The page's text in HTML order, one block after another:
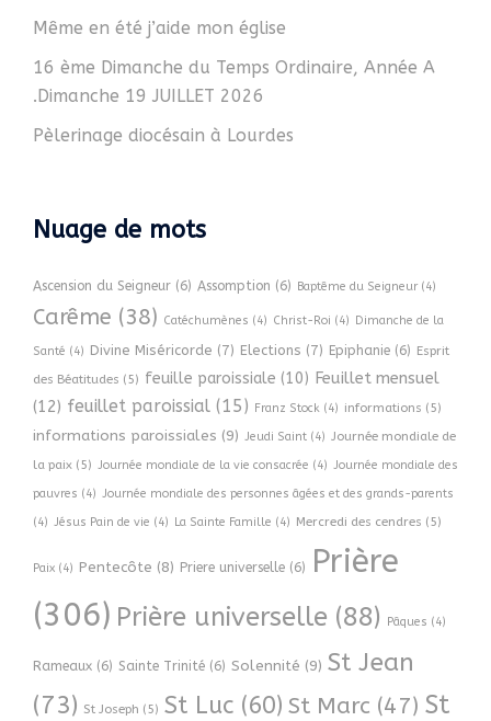
Même en été j’aide mon église
16 ème Dimanche du Temps Ordinaire, Année A
.Dimanche 19 JUILLET 2026
Pèlerinage diocésain à Lourdes
Nuage de mots
Ascension du Seigneur (6) Assomption (6) Baptême du Seigneur (4)
Carême (38) Catéchumènes (4) Christ-Roi (4) Dimanche de la
Santé (4) Divine Miséricorde (7) Elections (7) Epiphanie (6) Esprit
des Béatitudes (5) feuille paroissiale (10) Feuillet mensuel
(12) feuillet paroissial (15) Franz Stock (4) informations (5)
informations paroissiales (9) Jeudi Saint (4) Journée mondiale de
la paix (5) Journée mondiale de la vie consacrée (4) Journée mondiale des
pauvres (4) Journée mondiale des personnes âgées et des grands-parents
(4) Jésus Pain de vie (4) La Sainte Famille (4) Mercredi des cendres (5)
Paix (4) Pentecôte (8) Priere universelle (6)
Prière
(306) Prière universelle (88) Pâques (4)
Rameaux (6) Sainte Trinité (6) Solennité (9) St Jean
(73) St Joseph (5) St Luc (60) St Marc (47) St